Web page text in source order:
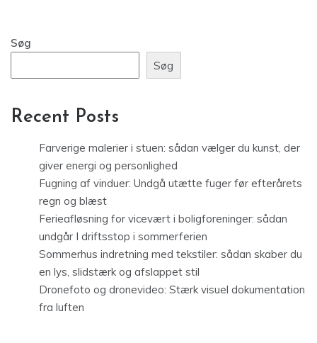
Søg
Søg
Recent Posts
Farverige malerier i stuen: sådan vælger du kunst, der
giver energi og personlighed
Fugning af vinduer: Undgå utætte fuger før efterårets
regn og blæst
Ferieafløsning for vicevært i boligforeninger: sådan
undgår I driftsstop i sommerferien
Sommerhus indretning med tekstiler: sådan skaber du
en lys, slidstærk og afslappet stil
Dronefoto og dronevideo: Stærk visuel dokumentation
fra luften